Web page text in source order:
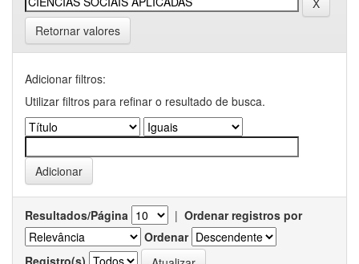
Retornar valores
Adicionar filtros:
Utilizar filtros para refinar o resultado de busca.
Resultados/Página | Ordenar registros por
Ordenar
Registro(s)